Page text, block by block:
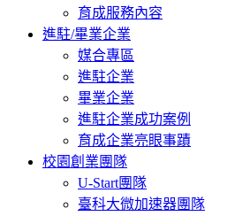
育成服務內容
進駐/畢業企業
媒合專區
進駐企業
畢業企業
進駐企業成功案例
育成企業亮眼事蹟
校園創業團隊
U-Start團隊
臺科大微加速器團隊